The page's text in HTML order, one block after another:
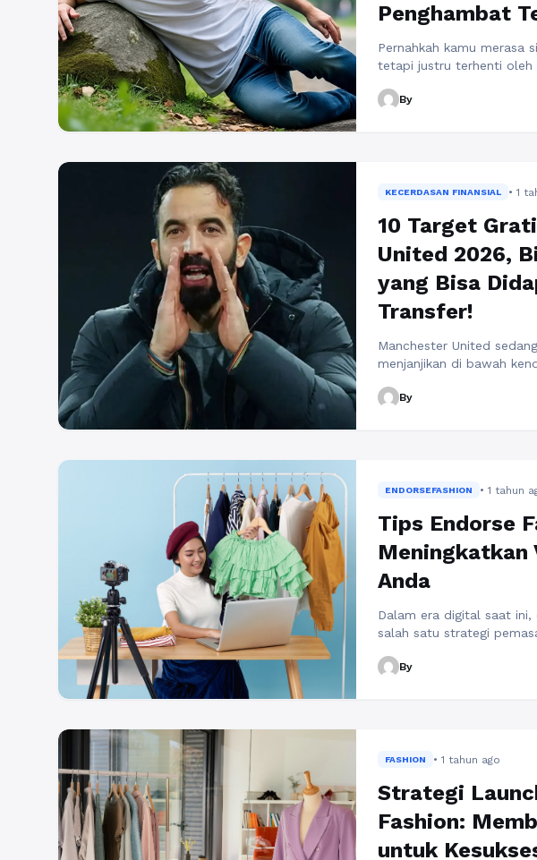
Penghambat
Pernahkah kamu merasa
tetapi justru terhenti oleh
tembok tinggi,
By
KECERDASAN FINANSIAL • 1
10 Target
United 2026,
yang Bisa
Transfer!
Manchester United
menjanjikan di bawah
pembangunan jangka
By
ENDORSEFASHION • 1 tahun
Tips Endorse
Meningkatkan
Anda
Dalam era digital saat
salah satu strategi
yang memanfaatkan
By
FASHION • 1 tahun ago
Strategi
Fashion:
untuk